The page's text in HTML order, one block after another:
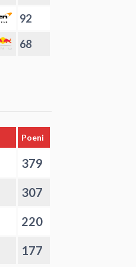
92
68
Poeni
379
307
220
177